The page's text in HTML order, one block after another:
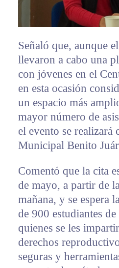
Señaló que, aunque
llevaron a cabo una
con jóvenes en el
en esta ocasión
un espacio más
mayor número de
el evento se
Municipal Benito
Comentó que la cita
de mayo, a partir de
mañana, y se espera
de 900 estudiantes
quienes se les
derechos
seguras y